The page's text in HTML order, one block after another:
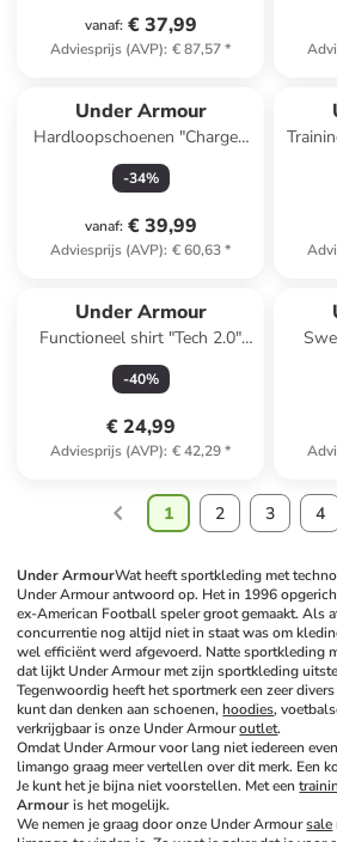
vanaf: € 37,99
Adviesprijs (AVP): € 87,57*
Under Armour
Hardloopschoenen "Charged
Surge 4" grijs
-34%
vanaf: € 39,99
Adviesprijs (AVP): € 60,63*
Under Armour
Functioneel shirt "Tech 2.0"
blauw
-40%
€ 24,99
Adviesprijs (AVP): € 42,29*
1 2 3 4
Under ArmourWat heeft sportkleding met
Under Armour antwoord op. Het in 1996
ex-American Football speler groot gemaakt. Als
concurrentie nog altijd niet in staat was om
wel efficiënt werd afgevoerd. Natte sportkleding
dat lijkt Under Armour met zijn sportkleding
Tegenwoordig heeft het sportmerk een zeer
kunt dan denken aan schoenen, hoodies,
verkrijgbaar is onze Under Armour outlet.
Omdat Under Armour voor lang niet iedereen
limango graag meer vertellen over dit merk. Een
Je kunt het je bijna niet voorstellen. Met een
Armour is het mogelijk.
We nemen je graag door onze Under Armour sale